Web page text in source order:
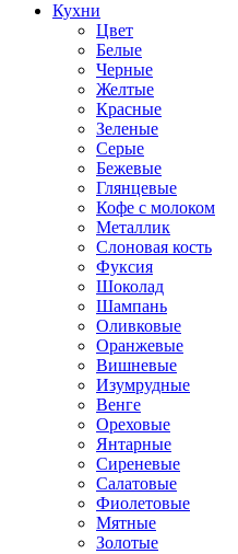
Кухни
Цвет
Белые
Черные
Желтые
Красные
Зеленые
Серые
Бежевые
Глянцевые
Кофе с молоком
Металлик
Слоновая кость
Фуксия
Шоколад
Шампань
Оливковые
Оранжевые
Вишневые
Изумрудные
Венге
Ореховые
Янтарные
Сиреневые
Салатовые
Фиолетовые
Мятные
Золотые